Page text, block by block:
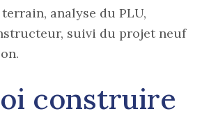
analyse du PLU,
suivi du projet neuf
construire